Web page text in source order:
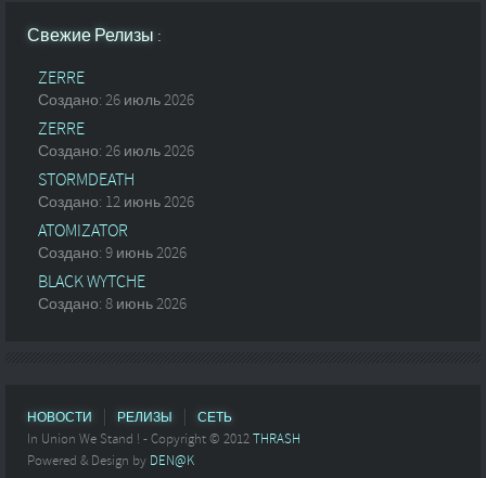
Свежие Релизы :
ZERRE
Создано: 26 июль 2026
ZERRE
Создано: 26 июль 2026
STORMDEATH
Создано: 12 июнь 2026
ATOMIZATOR
Создано: 9 июнь 2026
BLACK WYTCHE
Создано: 8 июнь 2026
НОВОСТИ РЕЛИЗЫ
СЕТЬ
In Union We Stand ! - Copyright © 2012 THRASH
Powered & Design by DEN@K